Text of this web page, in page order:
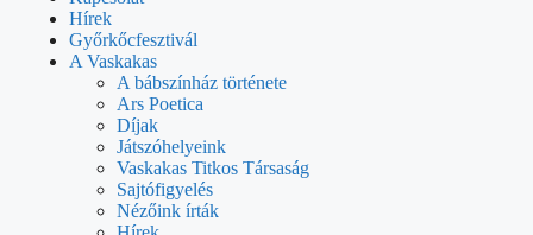
Hírek
Győrkőcfesztivál
A Vaskakas
A bábszínház története
Ars Poetica
Díjak
Játszóhelyeink
Vaskakas Titkos Társaság
Sajtófigyelés
Nézőink írták